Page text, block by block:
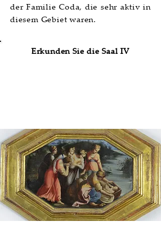
der Familie Coda, die sehr aktiv in
diesem Gebiet waren.
Erkunden Sie die Saal IV